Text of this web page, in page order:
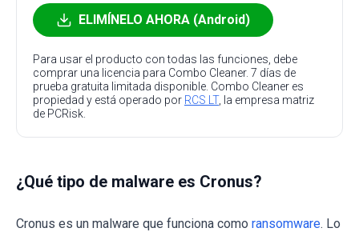
ELIMÍNELO AHORA (Android)
Para usar el producto con todas las funciones, debe
comprar una licencia para Combo Cleaner. 7 días de
prueba gratuita limitada disponible. Combo Cleaner es
propiedad y está operado por RCS LT, la empresa matriz
de PCRisk.
¿Qué tipo de malware es Cronus?
Cronus es un malware que funciona como ransomware. Lo